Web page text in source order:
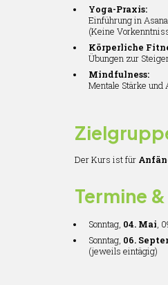
Yoga-Praxis:
Einführung in
(Keine
Körperliche
Übungen zur
Mindfulness:
Mentale Stärke
Der Kurs ist für
Termine
Sonntag, 04. Mai,
Sonntag, 06.
(jeweils eintägig)